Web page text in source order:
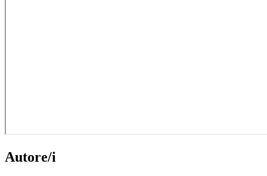
Autore/i